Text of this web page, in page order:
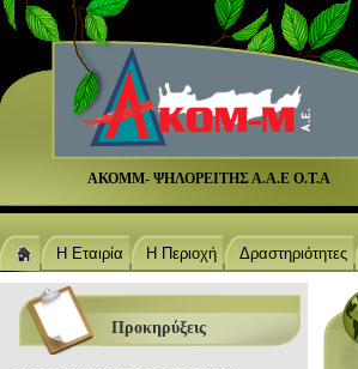
ΑΚΟΜΜ- ΨΗΛΟΡΕΙΤΗΣ Α.Α.Ε Ο.Τ.Α
Η Εταιρία Η Περιοχή Δραστηριότητες
Προκηρύξεις